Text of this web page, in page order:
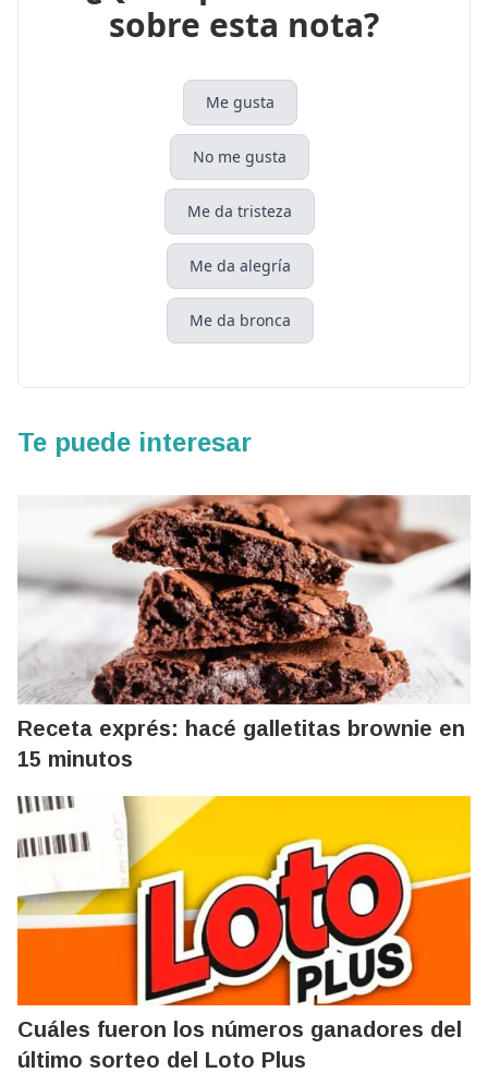
sobre esta nota?
Me gusta
No me gusta
Me da tristeza
Me da alegría
Me da bronca
Te puede interesar
Receta exprés: hacé galletitas brownie en
15 minutos
Cuáles fueron los números ganadores del
último sorteo del Loto Plus